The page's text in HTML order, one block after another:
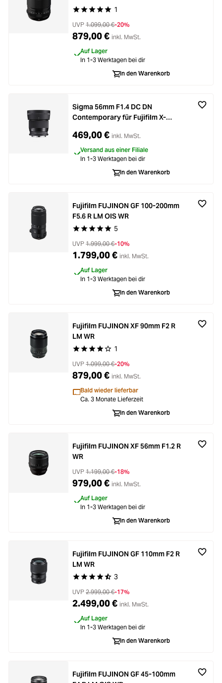
Durchschnittliche Bewertung von 5 von 5
1
UVP 1.099,00 €-20%
879,00 € inkl. MwSt.
Auf Lager
In 1-3 Werktagen bei dir
In den Warenkorb
Sigma 56mm F1.4 DC DN
Contemporary für Fujifilm X-
469,00 € inkl. MwSt.
Versand aus einer Filiale
In 1-3 Werktagen bei dir
In den Warenkorb
Durchschnittliche Bewertung von 5 von 5
5
Fujifilm FUJINON GF 100-200mm
F5.6 R LM OIS WR
UVP 1.999,00 €-10%
1.799,00 € inkl. MwSt.
Auf Lager
In 1-3 Werktagen bei dir
In den Warenkorb
Durchschnittliche Bewertung von 4 von 5
1
Fujifilm FUJINON XF 90mm F2 R
LM WR
UVP 1.099,00 €-20%
879,00 € inkl. MwSt.
Bald wieder lieferbar
Ca. 3 Monate Lieferzeit
In den Warenkorb
Fujifilm FUJINON XF 56mm F1.2 R
WR
UVP 1.199,00 €-18%
979,00 € inkl. MwSt.
Auf Lager
In 1-3 Werktagen bei dir
In den Warenkorb
Durchschnittliche Bewertung von 4.6 von 5
3
Fujifilm FUJINON GF 110mm F2 R
LM WR
UVP 2.999,00 €-17%
2.499,00 € inkl. MwSt.
Auf Lager
In 1-3 Werktagen bei dir
In den Warenkorb
Fujifilm FUJINON GF 45-100mm